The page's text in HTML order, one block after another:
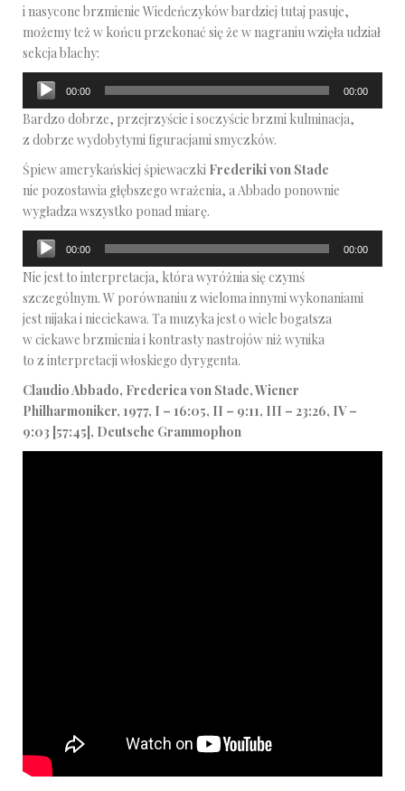
i nasycone brzmienie Wiedeńczyków bardziej tutaj pasuje,
możemy też w końcu przekonać się że w nagraniu wzięła udział
sekcja blachy:
Odtwarzacz
plików
dźwiękowych
00:00 00:00
Bardzo dobrze, przejrzyście i soczyście brzmi kulminacja,
z dobrze wydobytymi figuracjami smyczków.
Śpiew amerykańskiej śpiewaczki Frederiki von Stade
nie pozostawia głębszego wrażenia, a Abbado ponownie
wygładza wszystko ponad miarę.
Odtwarzacz
plików
dźwiękowych
00:00 00:00
Nie jest to interpretacja, która wyróżnia się czymś
szczególnym. W porównaniu z wieloma innymi wykonaniami
jest nijaka i nieciekawa. Ta muzyka jest o wiele bogatsza
w ciekawe brzmienia i kontrasty nastrojów niż wynika
to z interpretacji włoskiego dyrygenta.
Claudio Abbado, Frederica von Stade, Wiener
Philharmoniker, 1977, I – 16:05, II – 9:11, III – 23:26, IV –
9:03 [57:45], Deutsche Grammophon